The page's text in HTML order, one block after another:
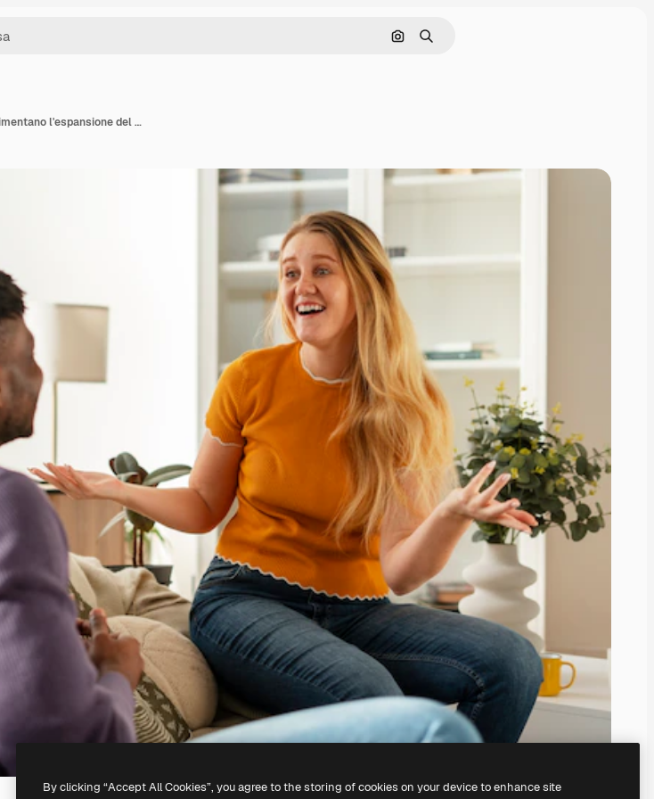
Cerca per immagine
Ricerca
Persone che trascorrono del tempo insieme e sperimentano l'espansione del tempo
By clicking “Accept All Cookies”, you agree to the storing of cookies on your device to enhance site